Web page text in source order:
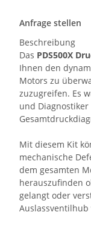
Anfrage stellen
Beschreibung
Das PDS500X
Ihnen den
Motors zu
zuzugreifen. Es
und
Mit diesem Kit
mechanische
dem gesamten
herauszufinden
gelangt oder
Auslassventilhub